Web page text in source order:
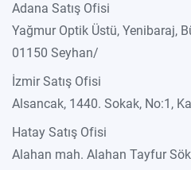
Adana Satış Ofisi
Yağmur Optik Üstü, Yenibaraj,
01150 Seyhan/
İzmir Satış Ofisi
Alsancak, 1440. Sokak, No:1,
Hatay Satış Ofisi
Alahan mah. Alahan Tayfur